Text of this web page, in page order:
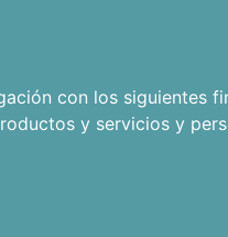
con los siguientes
y servicios y